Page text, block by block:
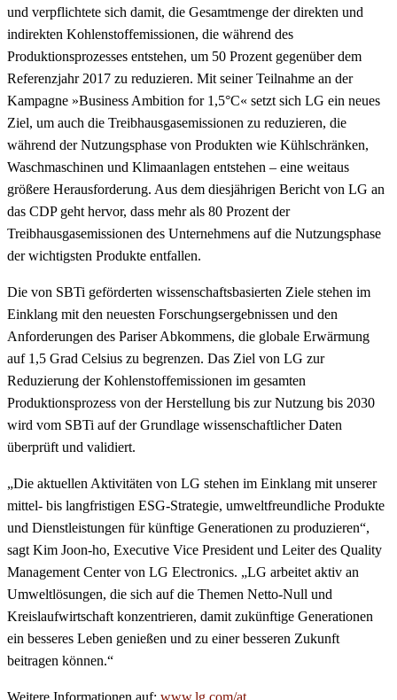
und verpflichtete sich damit, die Gesamtmenge der direkten und
indirekten Kohlenstoffemissionen, die während des
Produktionsprozesses entstehen, um 50 Prozent gegenüber dem
Referenzjahr 2017 zu reduzieren. Mit seiner Teilnahme an der
Kampagne »Business Ambition for 1,5°C« setzt sich LG ein neues
Ziel, um auch die Treibhausgasemissionen zu reduzieren, die
während der Nutzungsphase von Produkten wie Kühlschränken,
Waschmaschinen und Klimaanlagen entstehen – eine weitaus
größere Herausforderung. Aus dem diesjährigen Bericht von LG an
das CDP geht hervor, dass mehr als 80 Prozent der
Treibhausgasemissionen des Unternehmens auf die Nutzungsphase
der wichtigsten Produkte entfallen.
Die von SBTi geförderten wissenschaftsbasierten Ziele stehen im
Einklang mit den neuesten Forschungsergebnissen und den
Anforderungen des Pariser Abkommens, die globale Erwärmung
auf 1,5 Grad Celsius zu begrenzen. Das Ziel von LG zur
Reduzierung der Kohlenstoffemissionen im gesamten
Produktionsprozess von der Herstellung bis zur Nutzung bis 2030
wird vom SBTi auf der Grundlage wissenschaftlicher Daten
überprüft und validiert.
„Die aktuellen Aktivitäten von LG stehen im Einklang mit unserer
mittel- bis langfristigen ESG-Strategie, umweltfreundliche Produkte
und Dienstleistungen für künftige Generationen zu produzieren“,
sagt Kim Joon-ho, Executive Vice President und Leiter des Quality
Management Center von LG Electronics. „LG arbeitet aktiv an
Umweltlösungen, die sich auf die Themen Netto-Null und
Kreislaufwirtschaft konzentrieren, damit zukünftige Generationen
ein besseres Leben genießen und zu einer besseren Zukunft
beitragen können.“
Weitere Informationen auf: www.lg.com/at